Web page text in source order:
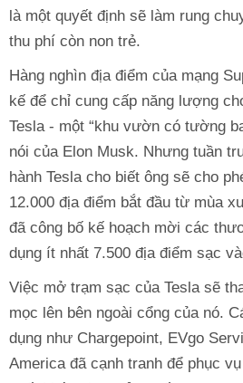
là một quyết định sẽ làm rung
thu phí còn non trẻ.
Hàng nghìn địa điểm của mạng
kế để chỉ cung cấp năng lượng
Tesla - một “khu vườn có tường
nói của Elon Musk. Nhưng tuần
hành Tesla cho biết ông sẽ cho
12.000 địa điểm bắt đầu từ mùa
đã công bố kế hoạch mời các
dụng ít nhất 7.500 địa điểm sạc
Việc mở trạm sạc của Tesla sẽ
mọc lên bên ngoài cổng của nó.
dụng như Chargepoint, EVgo
America đã cạnh tranh để phục